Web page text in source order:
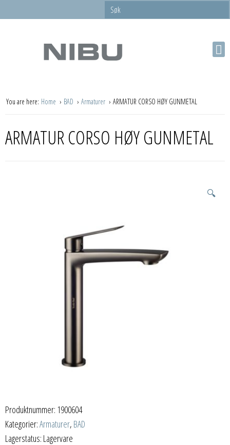
You are here: Home BAD Armaturer ARMATUR CORSO HØY GUNMETAL
ARMATUR CORSO HØY GUNMETAL
🔍
Produktnummer: 1900604
Kategorier:Armaturer, BAD
Lagerstatus: Lagervare